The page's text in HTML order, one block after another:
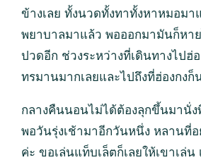
ข้างเลย ทั้งนวดทั้งทาทั้งหาหมอมา
พยาบาลมาแล้ว พอออกมามันก็หา
ปวดอีก ช่วงระหว่างที่เดินทางไปฮ่
ทรมานมากเลยและไปถึงที่ฮ่องกง
กลางคืนนอนไม่ได้ต้องลุกขึ้นมานั่ง
พอวันรุ่งเช้ามาอีกวันหนึ่ง หลานที่อ
ค่ะ ขอเล่นแท็บเล็ตก็เลยให้เขาเล่น